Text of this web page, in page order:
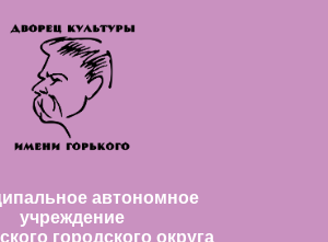
автономное
учреждение
городского округа